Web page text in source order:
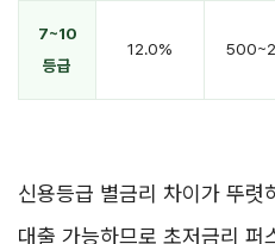
7~10
등급
12.0%
신용등급 별금리 차이가 뚜
대출 가능하므로 초저금리 퍼